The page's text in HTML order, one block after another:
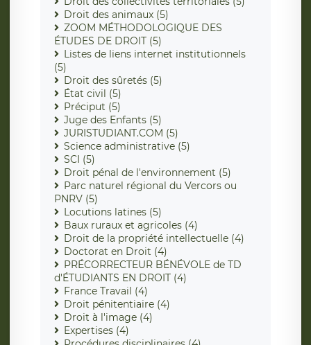
Droit des animaux (5)
ZOOM MÉTHODOLOGIQUE DES
ÉTUDES DE DROIT (5)
Listes de liens internet institutionnels
(5)
Droit des sûretés (5)
État civil (5)
Préciput (5)
Juge des Enfants (5)
JURISTUDIANT.COM (5)
Science administrative (5)
SCI (5)
Droit pénal de l'environnement (5)
Parc naturel régional du Vercors ou
PNRV (5)
Locutions latines (5)
Baux ruraux et agricoles (4)
Droit de la propriété intellectuelle (4)
Doctorat en Droit (4)
PRÉCORRECTEUR BÉNÉVOLE de TD
d'ÉTUDIANTS EN DROIT (4)
France Travail (4)
Droit pénitentiaire (4)
Droit à l'image (4)
Expertises (4)